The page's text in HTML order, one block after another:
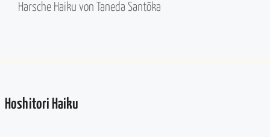
Harsche Haiku von Taneda Santōka
Hoshitori Haiku